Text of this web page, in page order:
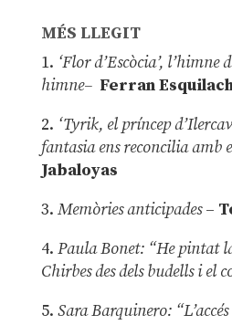
MÉS LLEGIT
1. ‘Flor d’Escòcia’, l’himne
himne– Ferran
2. ‘Tyrik, el príncep
fantasia ens reconcilia amb
Jabaloyas
3. Memòries anticipades–
4. Paula Bonet: “He pintat
Chirbes des dels budells i el
5. Sara Barquinero: